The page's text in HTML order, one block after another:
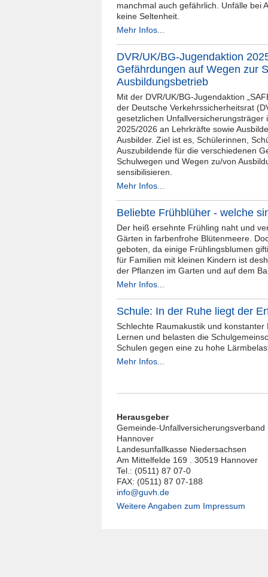
manchmal auch gefährlich. Unfälle bei
keine Seltenheit.
Mehr Infos...
DVR/UK/BG-Jugendaktion
Gefährdungen auf Wegen zur
Ausbildungsbetrieb
Mit der DVR/UK/BG-Jugendaktion
der Deutsche Verkehrssicherheitsrat
gesetzlichen Unfallversicherungsträger
2025/2026 an Lehrkräfte sowie
Ausbilder. Ziel ist es, Schülerinnen,
Auszubildende für die verschiedenen
Schulwegen und Wegen zu/von
sensibilisieren.
Mehr Infos...
Beliebte Frühblüher - welche
Der heiß ersehnte Frühling naht und
Gärten in farbenfrohe Blütenmeere.
geboten, da einige Frühlingsblumen
für Familien mit kleinen Kindern ist
der Pflanzen im Garten und auf dem
Mehr Infos...
Schule: In der Ruhe liegt der
Schlechte Raumakustik und konstanter
Lernen und belasten die
Schulen gegen eine zu hohe
Mehr Infos...
Herausgeber
Gemeinde-Unfallversicherungsverband
Hannover
Landesunfallkasse Niedersachsen
Am Mittelfelde 169 . 30519 Hannover
Tel.: (0511) 87 07-0
FAX: (0511) 87 07-188
info@guvh.de
Weitere Angaben zum Impressum